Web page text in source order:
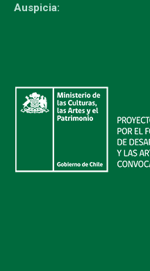
Auspicia: